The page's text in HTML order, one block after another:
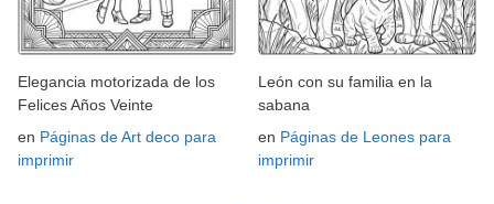
Elegancia motorizada de los
Felices Años Veinte
en Páginas de Art deco para
imprimir
León con su familia en la
sabana
en Páginas de Leones para
imprimir